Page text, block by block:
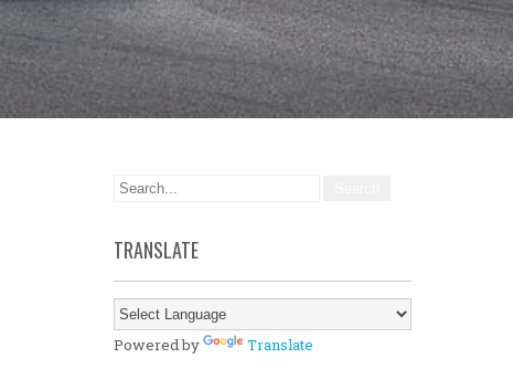
TRANSLATE
Powered by Translate